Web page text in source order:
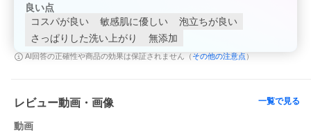
良い点
コスパが良い
敏感肌に優しい
泡立ちが良い
さっぱりした洗い上がり
無添加
AI回答の正確性や商品の効果は保証されません（ その他の注意点 ）
レビュー動画・画像 一覧で見る
動画